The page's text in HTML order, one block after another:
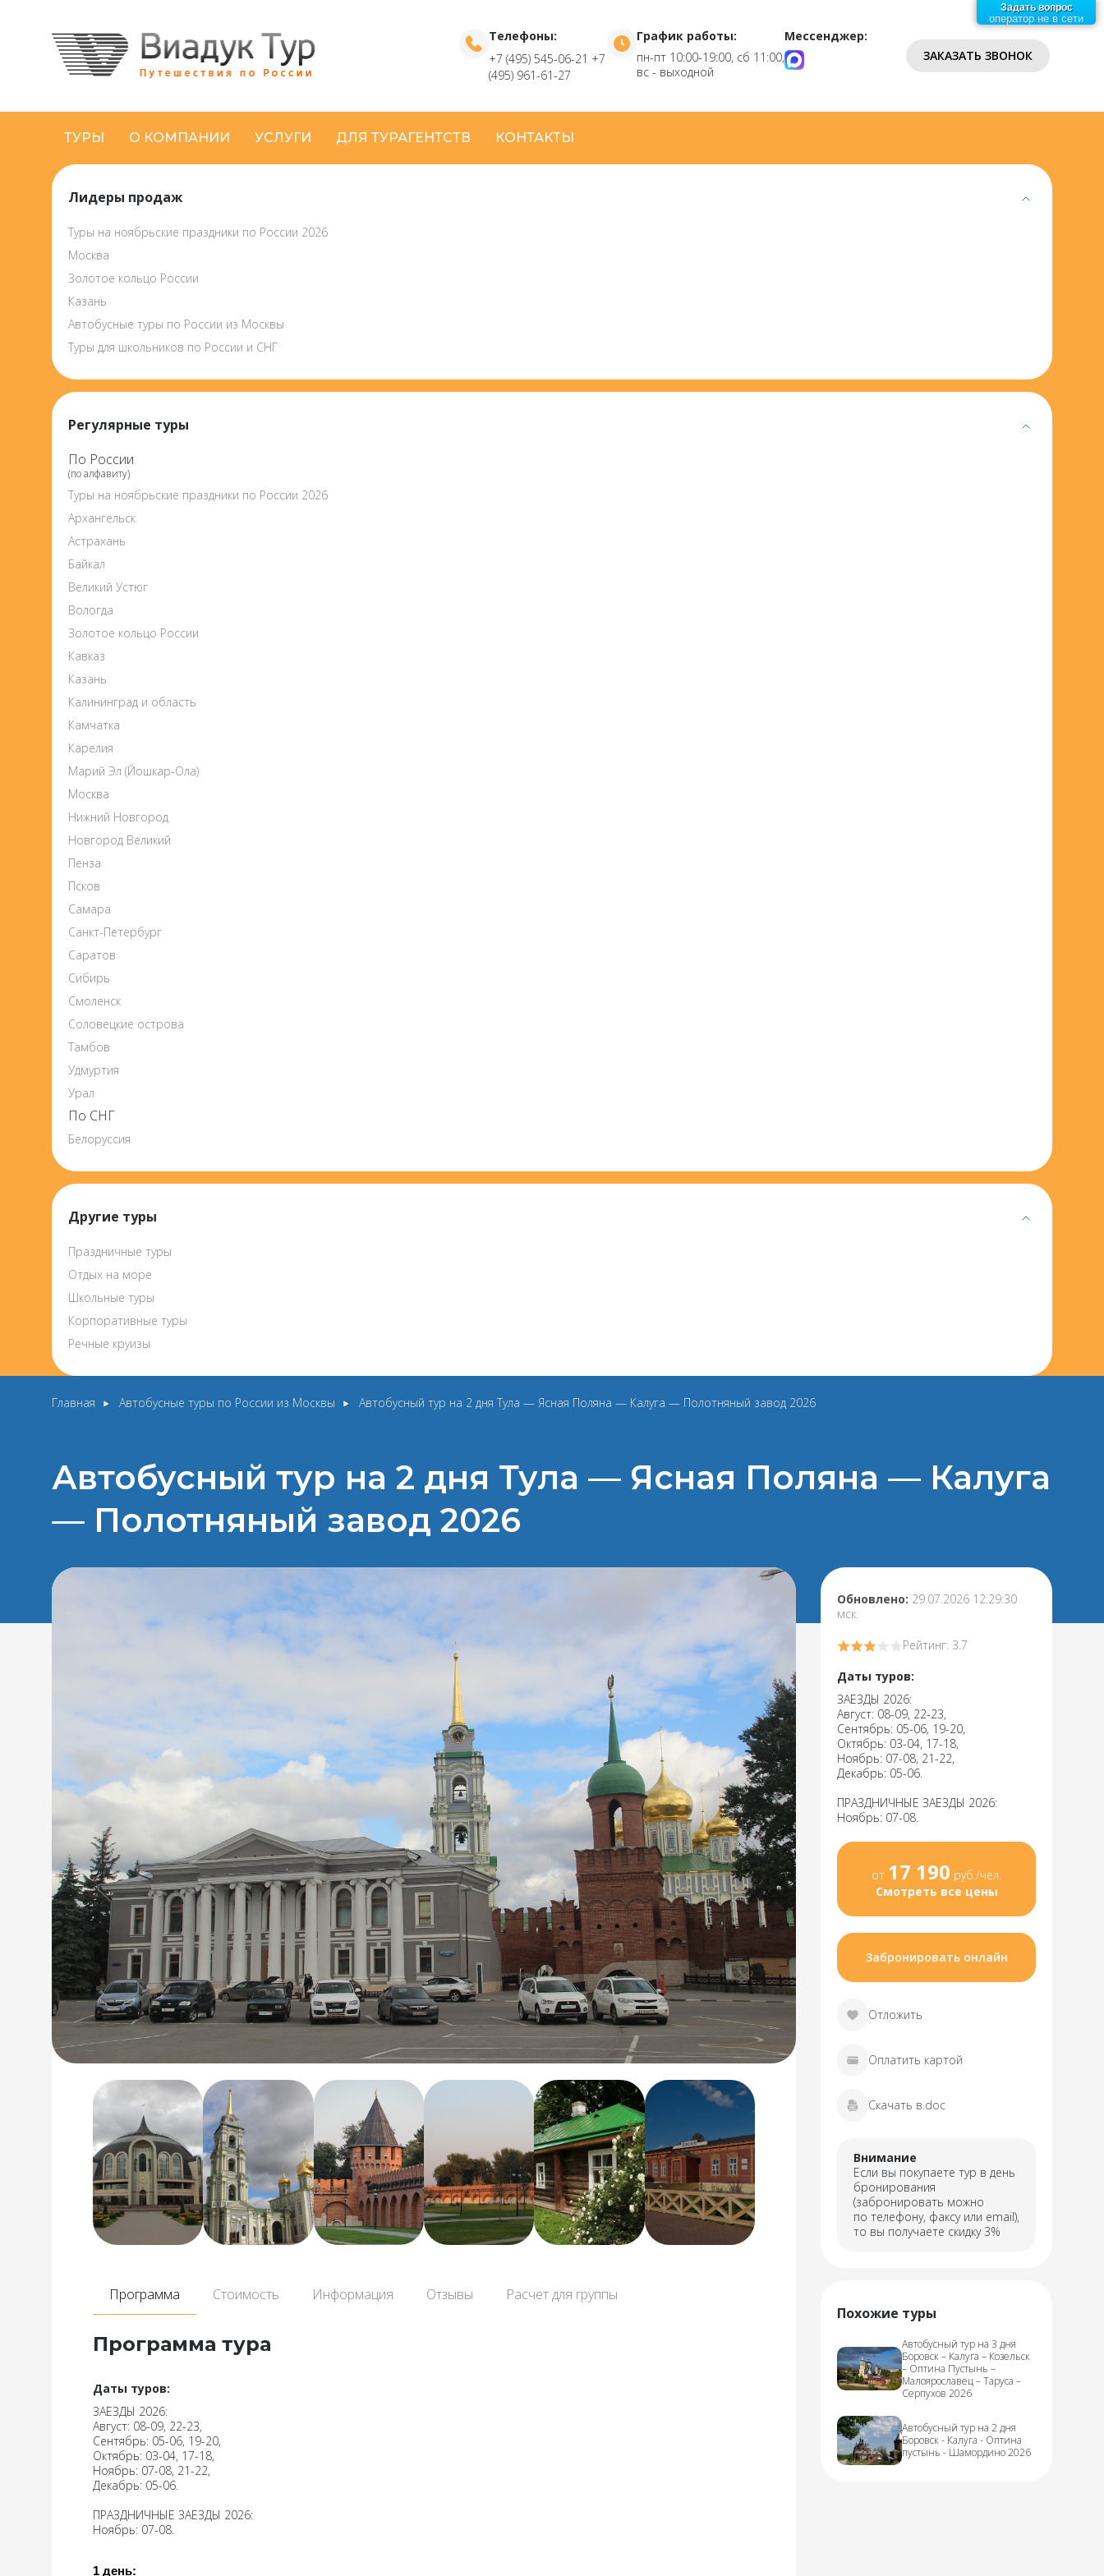
Телефоны:
+7 (495) 545-06-21 +7
(495) 961-61-27
График работы:
пн-пт 10:00-19:00, сб 11:00,
вс - выходной
Мессенджер:
ЗАКАЗАТЬ ЗВОНОК
ТУРЫ О КОМПАНИИ УСЛУГИ ДЛЯ ТУРАГЕНТСТВ КОНТАКТЫ
Лидеры продаж
Туры на ноябрьские праздники по России 2026
Москва
Золотое кольцо России
Казань
Автобусные туры по России из Москвы
Туры для школьников по России и СНГ
Регулярные туры
По России
(по алфавиту)
Туры на ноябрьские праздники по России 2026
Архангельск
Астрахань
Байкал
Великий Устюг
Вологда
Золотое кольцо России
Кавказ
Казань
Калининград и область
Камчатка
Карелия
Марий Эл (Йошкар-Ола)
Москва
Нижний Новгород
Новгород Великий
Пенза
Псков
Самара
Санкт-Петербург
Саратов
Сибирь
Смоленск
Соловецкие острова
Тамбов
Удмуртия
Урал
По СНГ
Белоруссия
Другие туры
Праздничные туры
Отдых на море
Школьные туры
Корпоративные туры
Речные круизы
Главная Автобусные туры по России из Москвы Автобусный тур на 2 дня Тула — Ясная Поляна — Калуга — Полотняный завод 2026
Автобусный тур на 2 дня Тула — Ясная Поляна — Калуга
— Полотняный завод 2026
Программа Стоимость Информация Отзывы Расчет для группы
Программа тура
Даты туров:
ЗАЕЗДЫ 2026:
Август: 08-09, 22-23,
Сентябрь: 05-06, 19-20,
Октябрь: 03-04, 17-18,
Ноябрь: 07-08, 21-22,
Декабрь: 05-06.
ПРАЗДНИЧНЫЕ ЗАЕЗДЫ 2026:
Ноябрь: 07-08.
1 день:
Обновлено: 29.07.2026 12:29:30
мск.
Рейтинг: 3.7
Даты туров:
ЗАЕЗДЫ 2026:
Август: 08-09, 22-23,
Сентябрь: 05-06, 19-20,
Октябрь: 03-04, 17-18,
Ноябрь: 07-08, 21-22,
Декабрь: 05-06.
ПРАЗДНИЧНЫЕ ЗАЕЗДЫ 2026:
Ноябрь: 07-08.
от 17 190 руб./чел.
Смотреть все цены
Забронировать онлайн
Отложить
Оплатить картой
Скачать в.doc
Внимание
Если вы покупаете тур в день
бронирования
(забронировать можно
по телефону, факсу или email),
то вы получаете скидку 3%
Похожие туры
Автобусный тур на 3 дня
Боровск – Калуга – Козельск
– Оптина Пустынь –
Малоярославец – Таруса –
Серпухов 2026
Автобусный тур на 2 дня
Боровск - Калуга - Оптина
пустынь - Шамордино 2026
Задать вопрос
оператор не в сети